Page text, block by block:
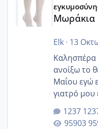
Μωράκια
Elk· 13
Καλησπέρα
ανοίξω το
Μαΐου εγώ είμαι 9 εβδ σήμερα πήγα
γιατρό μου
κλείσω
καμιά άλλη